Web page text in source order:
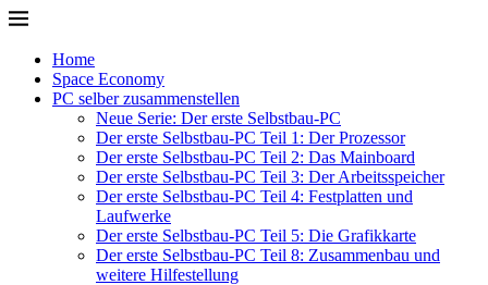
Home
Space Economy
PC selber zusammenstellen
Neue Serie: Der erste Selbstbau-PC
Der erste Selbstbau-PC Teil 1: Der Prozessor
Der erste Selbstbau-PC Teil 2: Das Mainboard
Der erste Selbstbau-PC Teil 3: Der Arbeitsspeicher
Der erste Selbstbau-PC Teil 4: Festplatten und
Laufwerke
Der erste Selbstbau-PC Teil 5: Die Grafikkarte
Der erste Selbstbau-PC Teil 8: Zusammenbau und
weitere Hilfestellung